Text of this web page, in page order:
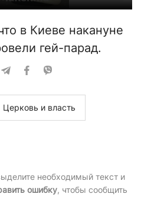
в Киеве накануне
гей-парад.
Церковь и власть
необходимый текст и
ошибку, чтобы сообщить